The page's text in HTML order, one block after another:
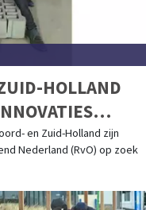
HOLLAND
en Zuid-Holland zijn
Nederland (RvO) op zoek